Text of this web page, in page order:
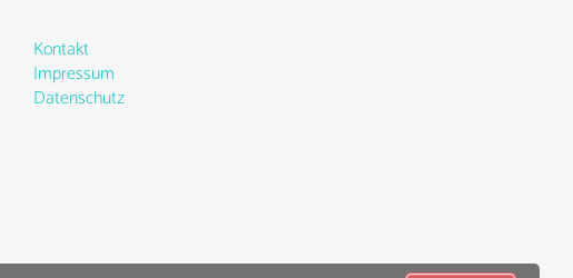
Kontakt
Impressum
Datenschutz